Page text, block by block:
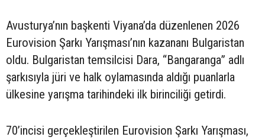
Avusturya’nın başkenti Viyana’da düzenlenen 2026
Eurovision Şarkı Yarışması’nın kazananı Bulgaristan
oldu. Bulgaristan temsilcisi Dara, “Bangaranga” adlı
şarkısıyla jüri ve halk oylamasında aldığı puanlarla
ülkesine yarışma tarihindeki ilk birinciliği getirdi.
70’incisi gerçekleştirilen Eurovision Şarkı Yarışması,